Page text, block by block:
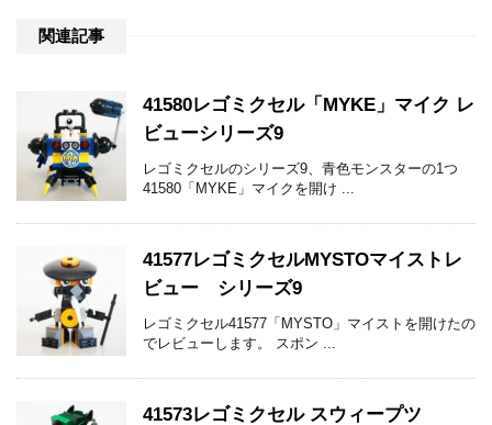
関連記事
41580レゴミクセル「MYKE」マイク レ
ビューシリーズ9
レゴミクセルのシリーズ9、青色モンスターの1つ
41580「MYKE」マイクを開け ...
41577レゴミクセルMYSTOマイストレ
ビュー シリーズ9
レゴミクセル41577「MYSTO」マイストを開けたの
でレビューします。 スポン ...
41573レゴミクセル スウィープツ